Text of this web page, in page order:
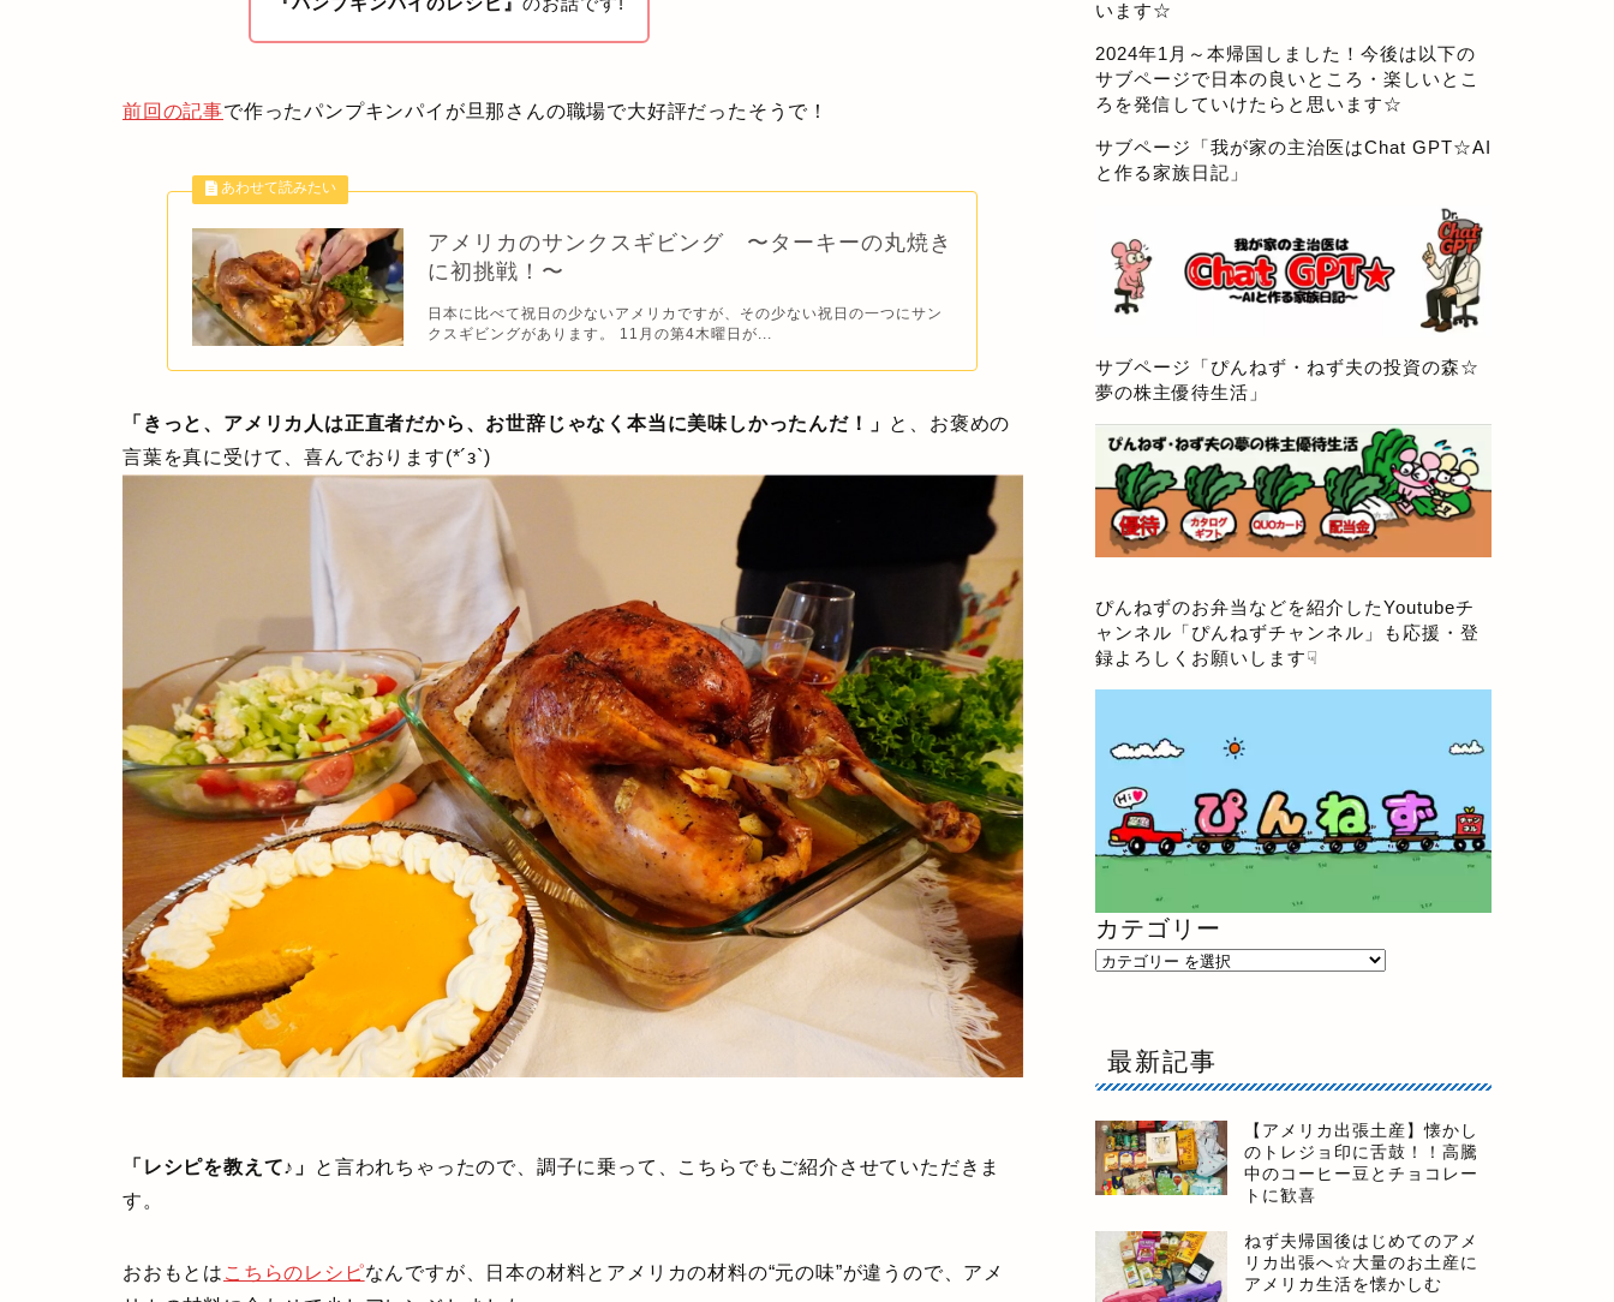
前回の記事で作ったパンプキンパイが旦那さんの職場で大好評だったそうで！
アメリカのサンクスギビング 〜ターキーの丸焼き
に初挑戦！〜
日本に比べて祝日の少ないアメリカですが、その少ない祝日の一つにサン
クスギビングがあります。 11月の第4木曜日が...
「きっと、アメリカ人は正直者だから、お世辞じゃなく本当に美味しかったんだ！」 と、お褒めの
言葉を真に受けて、喜んでおります(*´з`)
「レシピを教えて♪」
と言われちゃったので、調子に乗って、こちらでもご紹介させていただきま
す。
おおもとは こちらのレシピなんですが、日本の材料とアメリカの材料の“元の味”が違うので、アメ
います☆
2024年1月～本帰国しました！今後は以下の
サブページで日本の良いところ・楽しいとこ
ろを発信していけたらと思います☆
サブページ「我が家の主治医はChat GPT☆AI
と作る家族日記 」
サブページ「ぴんねず・ねず夫の投資の森☆
夢の株主優待生活 」
ぴんねずのお弁当などを紹介したYoutubeチ
ャンネル「ぴんねずチャンネル 」も応援・登
録よろしくお願いします☟
カテゴリー
最新記事
【アメリカ出張土産】懐かし
のトレジョ印に舌鼓！！高騰
中のコーヒー豆とチョコレー
トに歓喜
ねず夫帰国後はじめてのアメ
リカ出張へ☆大量のお土産に
アメリカ生活を懐かしむ